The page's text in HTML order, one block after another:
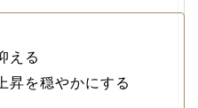
える
昇を穏やかにする